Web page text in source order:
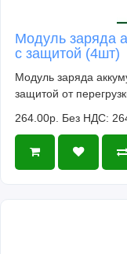
Модуль заряда
с защитой (4шт)
Модуль заряда
защитой от
264.00р. Без НДС: